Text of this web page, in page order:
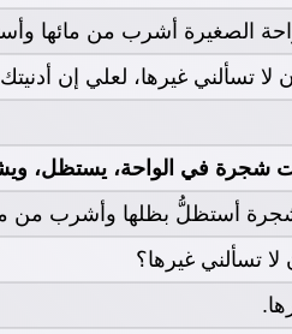
الصغيرة أشرب من مائها
لا تسألني غيرها، لعلي إن
شجرة في الواحة، يستظل،
أستظلُّ بظلها وأشرب من
لا تسألني غيرها؟